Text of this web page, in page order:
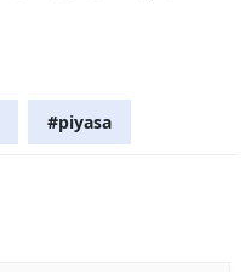
#piyasa